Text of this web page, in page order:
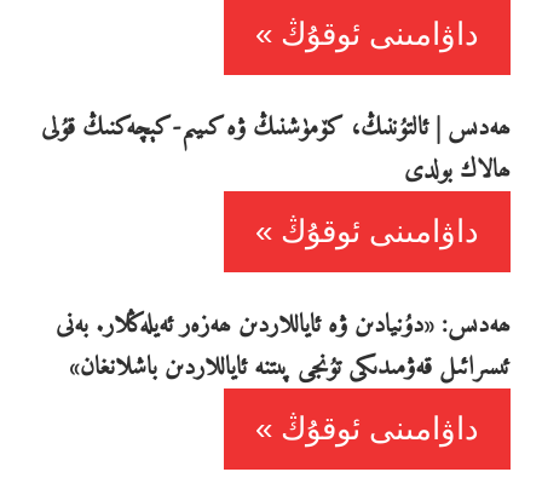
داۋامىنى ئوقۇڭ
ھەدىس | ئالتۇننىڭ، كۆمۈشنىڭ ۋە كىيىم-كېچەكنىڭ قۇلى
ھالاك بولدى
داۋامىنى ئوقۇڭ
ھەدىس: «دۇنيادىن ۋە ئاياللاردىن ھەزەر ئەيلەڭلار. بەنى
ئىسرائىل قەۋمىدىكى تۇنجى پىتنە ئاياللاردىن باشلانغان»
داۋامىنى ئوقۇڭ